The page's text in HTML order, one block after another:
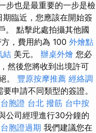
步也是最重要的一步是檢
期臨近，您應該在開始簽
。 點擊此處拍攝其他國
，費用約為 100 外燴點
結 美元。 辦桌外燴 您必
然後您將收到出境許可
。 豐原按摩推薦 經絡調
申請不同類型的簽證。
胞證 台北 撥筋 台中按
公司經理進行30分鐘的
台胞證過期 我們建議您在